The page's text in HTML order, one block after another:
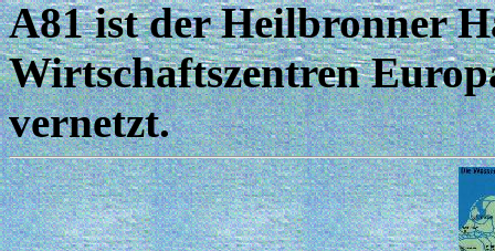
A81 ist der Heilbronner
Wirtschaftszentren
vernetzt.